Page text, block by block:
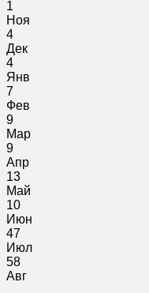
1
Ноя
4
Дек
4
Янв
7
Фев
9
Мар
9
Апр
13
Май
10
Июн
47
Июл
58
Авг